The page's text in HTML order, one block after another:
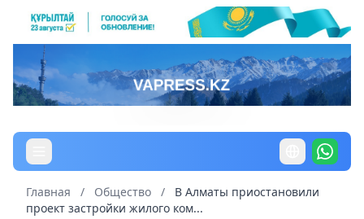
Главная / Общество /
В Алматы приостановили
проект застройки жилого ком...